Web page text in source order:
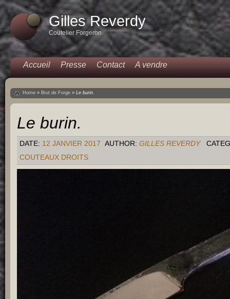
Gilles Reverdy
Coutelier Forgeron
Accueil Presse Contact A vendre
Home » Brut de Forge » Le burin.
Le burin.
DATE: 12 JANVIER 2017 AUTHOR: GILLES REVERDY
COUTEAUX DROITS